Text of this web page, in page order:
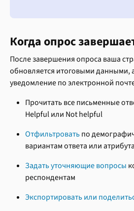
Когда опрос
После завершения опроса ваша
обновляется итоговыми данными,
уведомление по электронной
Прочитать все письменные
Helpful или Not helpful
Отфильтровать по
вариантам ответа или
Задать уточняющие вопросы
респондентам
Экспортировать или